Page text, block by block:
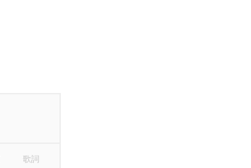
歌詞